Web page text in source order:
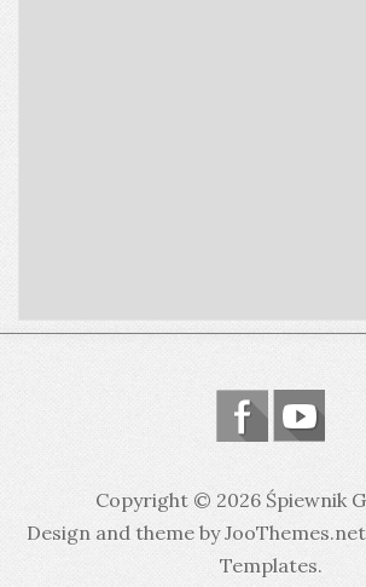
Copyright © 2026 Śpiewnik
Design and theme by
Templates.